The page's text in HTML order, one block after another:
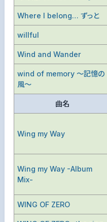
Where I belong… ずっと
willful
Wind and Wander
wind of memory ～記憶の
風～
曲名
Wing my Way
Wing my Way -Album
Mix-
WING OF ZERO